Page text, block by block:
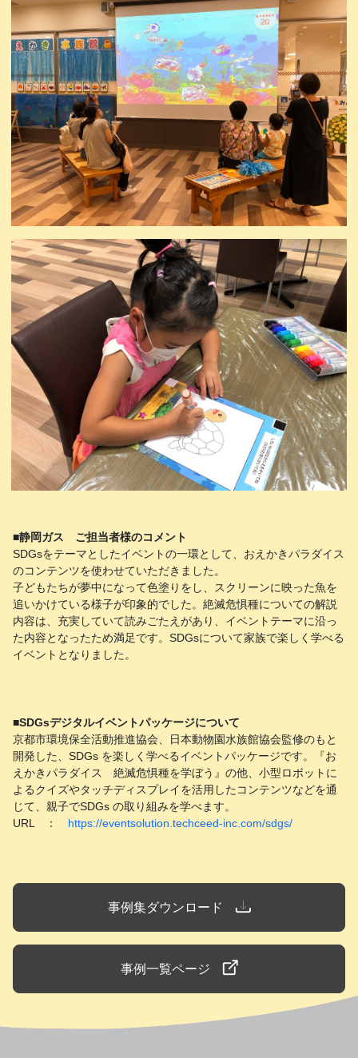
■静岡ガス ご担当者様のコメント
SDGsをテーマとしたイベントの一環として、おえかきパラダイス
のコンテンツを使わせていただきました。
子どもたちが夢中になって色塗りをし、スクリーンに映った魚を
追いかけている様子が印象的でした。絶滅危惧種についての解説
内容は、充実していて読みごたえがあり、イベントテーマに沿っ
た内容となったため満足です。SDGsについて家族で楽しく学べる
イベントとなりました。
■SDGsデジタルイベントパッケージについて
京都市環境保全活動推進協会、日本動物園水族館協会監修のもと
開発した、SDGs を楽しく学べるイベントパッケージです。『お
えかきパラダイス 絶滅危惧種を学ぼう』の他、小型ロボットに
よるクイズやタッチディスプレイを活用したコンテンツなどを通
じて、親子でSDGs の取り組みを学べます。
URL ： https://eventsolution.techceed-inc.com/sdgs/
事例集ダウンロード
事例一覧ページ